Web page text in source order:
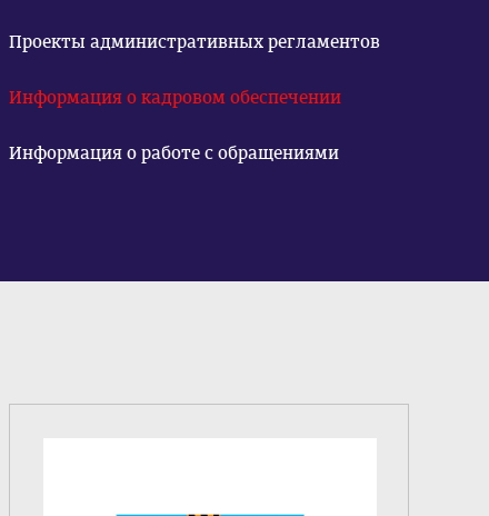
Проекты административных регламентов
Информация о кадровом обеспечении
Информация о работе с обращениями